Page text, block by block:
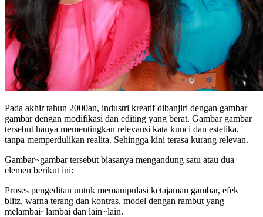
Pada akhir tahun 2000an, industri kreatif dibanjiri dengan gambar
gambar dengan modifikasi dan editing yang berat. Gambar gambar
tersebut hanya mementingkan relevansi kata kunci dan estetika,
tanpa memperdulikan realita. Sehingga kini terasa kurang relevan.
Gambar~gambar tersebut biasanya mengandung satu atau dua
elemen berikut ini:
Proses pengeditan untuk memanipulasi ketajaman gambar, efek
blitz, warna terang dan kontras, model dengan rambut yang
melambai~lambai dan lain~lain.